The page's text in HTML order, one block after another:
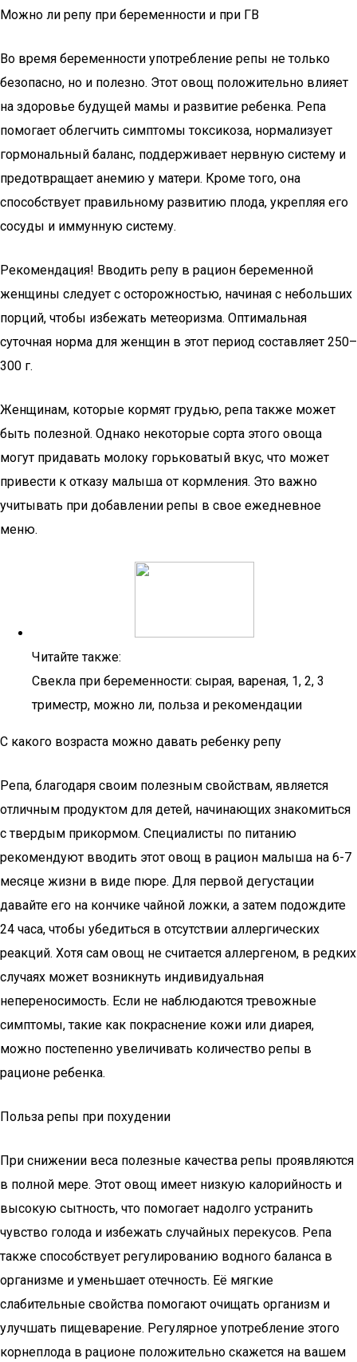
Можно ли репу при беременности и при ГВ
Во время беременности употребление репы не только
безопасно, но и полезно. Этот овощ положительно влияет
на здоровье будущей мамы и развитие ребенка. Репа
помогает облегчить симптомы токсикоза, нормализует
гормональный баланс, поддерживает нервную систему и
предотвращает анемию у матери. Кроме того, она
способствует правильному развитию плода, укрепляя его
сосуды и иммунную систему.
Рекомендация! Вводить репу в рацион беременной
женщины следует с осторожностью, начиная с небольших
порций, чтобы избежать метеоризма. Оптимальная
суточная норма для женщин в этот период составляет 250–
300 г.
Женщинам, которые кормят грудью, репа также может
быть полезной. Однако некоторые сорта этого овоща
могут придавать молоку горьковатый вкус, что может
привести к отказу малыша от кормления. Это важно
учитывать при добавлении репы в свое ежедневное
меню.
Читайте также:
Свекла при беременности: сырая, вареная, 1, 2, 3
триместр, можно ли, польза и рекомендации
С какого возраста можно давать ребенку репу
Репа, благодаря своим полезным свойствам, является
отличным продуктом для детей, начинающих знакомиться
с твердым прикормом. Специалисты по питанию
рекомендуют вводить этот овощ в рацион малыша на 6-7
месяце жизни в виде пюре. Для первой дегустации
давайте его на кончике чайной ложки, а затем подождите
24 часа, чтобы убедиться в отсутствии аллергических
реакций. Хотя сам овощ не считается аллергеном, в редких
случаях может возникнуть индивидуальная
непереносимость. Если не наблюдаются тревожные
симптомы, такие как покраснение кожи или диарея,
можно постепенно увеличивать количество репы в
рационе ребенка.
Польза репы при похудении
При снижении веса полезные качества репы проявляются
в полной мере. Этот овощ имеет низкую калорийность и
высокую сытность, что помогает надолго устранить
чувство голода и избежать случайных перекусов. Репа
также способствует регулированию водного баланса в
организме и уменьшает отечность. Её мягкие
слабительные свойства помогают очищать организм и
улучшать пищеварение. Регулярное употребление этого
корнеплода в рационе положительно скажется на вашем